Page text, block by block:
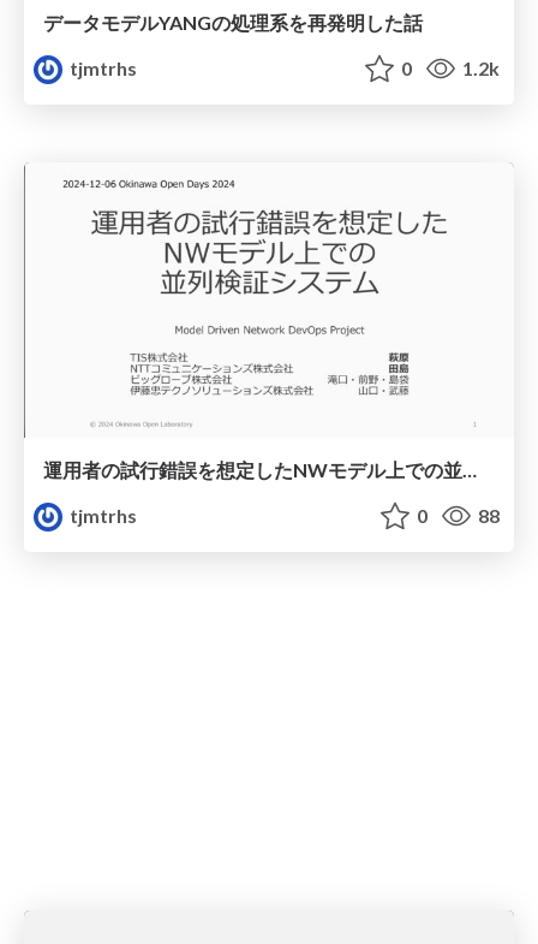
データモデルYANGの処理系を再発明した話
tjmtrhs
0 1.2k
運用者の試行錯誤を想定したNWモデル上での並列検証システム
tjmtrhs
0 88